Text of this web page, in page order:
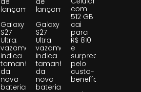
lançamento
Galaxy
S27
Ultra:
vazamento
indica
tamanho
da
nova
bateria
lançamento
Galaxy
S27
Ultra:
vazamento
indica
tamanho
da
nova
bateria
com
512 GB
cai
para
R$ 810
e
surpreende
pelo
custo-
benefício